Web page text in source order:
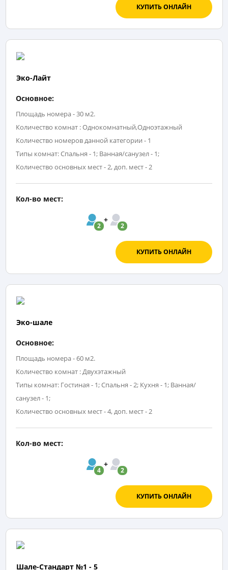
КУПИТЬ ОНЛАЙН
Эко-Лайт
Основное:
Площадь номера - 30 м2.
Количество комнат : Однокомнатный,Одноэтажный
Количество номеров данной категории - 1
Типы комнат: Спальня - 1; Ванная/санузел - 1;
Количество основных мест - 2, доп. мест - 2
Кол-во мест:
2 2
КУПИТЬ ОНЛАЙН
Эко-шале
Основное:
Площадь номера - 60 м2.
Количество комнат : Двухэтажный
Типы комнат: Гостиная - 1; Спальня - 2; Кухня - 1; Ванная/
санузел - 1;
Количество основных мест - 4, доп. мест - 2
Кол-во мест:
4 2
КУПИТЬ ОНЛАЙН
Шале-Стандарт №1 - 5